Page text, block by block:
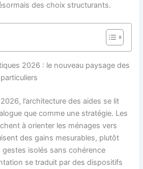
des choix structurants.
2026 : le nouveau paysage des
l’architecture des aides se lit
que comme une stratégie. Les
à orienter les ménages vers
des gains mesurables, plutôt
gestes isolés sans cohérence
se traduit par des dispositifs